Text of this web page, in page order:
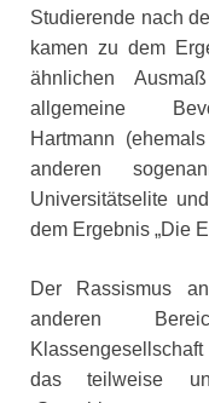
Studierende nach
kamen zu dem
ähnlichen
allgemeine
Hartmann
anderen
Universitätselite
dem Ergebnis „Die
Der Rassismus
anderen
das teilweise